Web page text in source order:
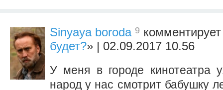
Sinyaya boroda 9
будет?» | 02.09.2017 10.56
У меня в городе кинотеатра
народ у нас смотрит бабушку